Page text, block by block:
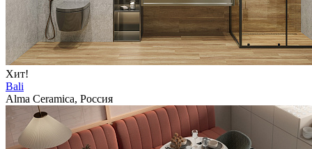
Хит!
Bali
Alma Ceramica, Россия